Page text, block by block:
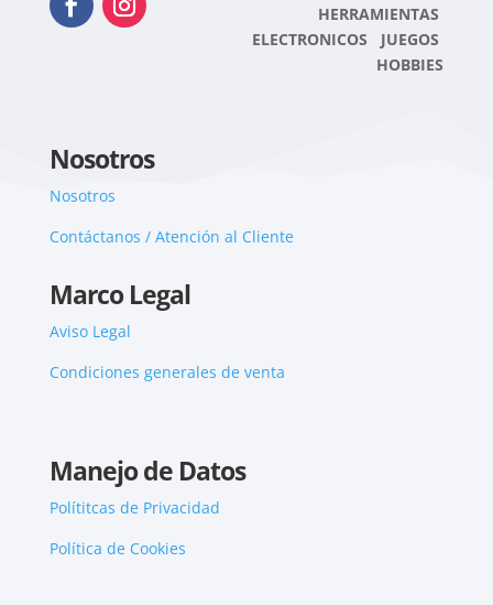
HERRAMIENTAS
ELECTRONICOS JUEGOS
HOBBIES
Nosotros
Nosotros
Contáctanos / Atención al Cliente
Marco Legal
Aviso Legal
Condiciones generales de venta
Manejo de Datos
Polítitcas de Privacidad
Política de Cookies